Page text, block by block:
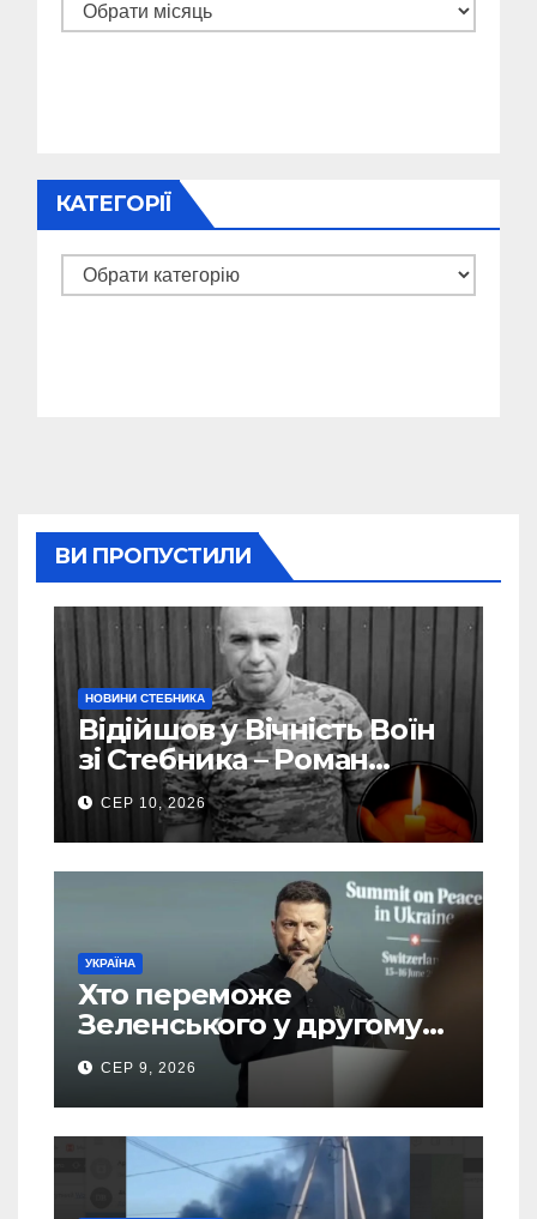
Архіви
КАТЕГОРІЇ
Категорії
ВИ ПРОПУСТИЛИ
НОВИНИ СТЕБНИКА
Відійшов у Вічність Воїн
зі Стебника – Роман
Кучера
СЕР 10, 2026
УКРАЇНА
Хто переможе
Зеленського у другому
турі виборів президента
України – новий рейтинг
SOCIS
СЕР 9, 2026